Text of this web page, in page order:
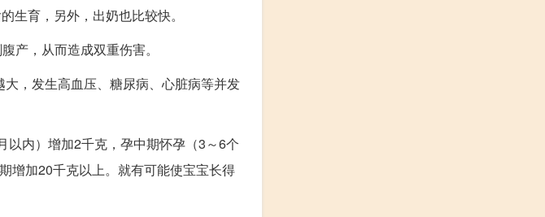
育，另外，出奶也比较快。
，从而造成双重伤害。
，发生高血压、糖尿病、心脏病等并发
内）增加2千克，孕中期怀孕（3～6个
增加20千克以上。就有可能使宝宝长得